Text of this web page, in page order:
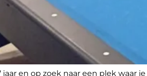
jaar en op zoek naar een plek